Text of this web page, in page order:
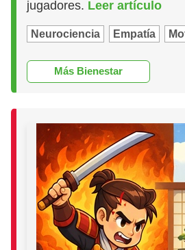
jugadores. Leer artículo
Neurociencia Empatía
Más Bienestar